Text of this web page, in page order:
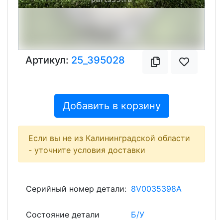
Артикул: 25_395028
Добавить в корзину
Если вы не из Калининградской области
- уточните условия доставки
Серийный номер детали: 8V0035398A
Состояние детали Б/У